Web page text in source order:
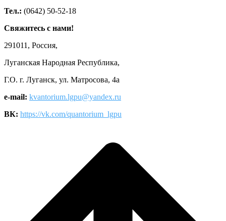
Тел.: (0642) 50-52-18
Свяжитесь с нами!
291011, Россия,
Луганская Народная Республика,
Г.О. г. Луганск, ул. Матросова, 4а
e-mail: kvantorium.lgpu@yandex.ru
ВК: https://vk.com/quantorium_lgpu